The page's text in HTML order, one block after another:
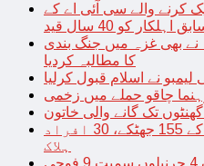
کرنے والے سی آئی اے کے
اہلکار کو 40 سال قید
نے بھی غزہ میں جنگ بندی
کا مطالبہ کردیا
لیمبو نے اسلام قبول کرلیا
چاقو حملے میں زخمی
جاپان میں ایک دن میں زلزلے کے 155 جھٹکے، 30 افراد
ہلاک
چین؛ میزائل یونٹ سے منسلک 4 جرنیلوں سمیت 9 فوجی